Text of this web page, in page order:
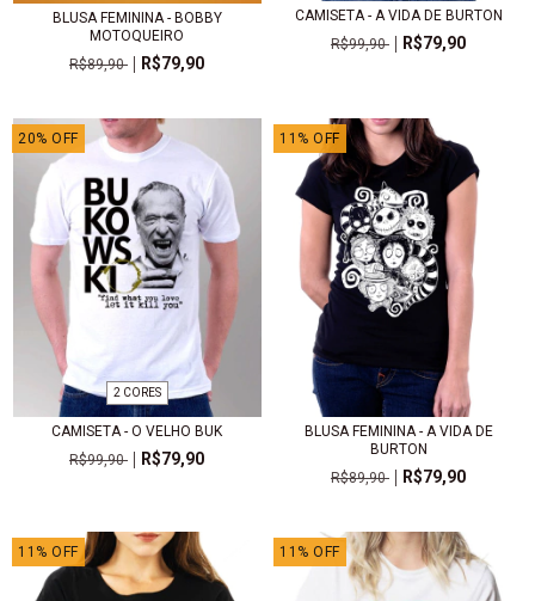
BLUSA FEMININA - BOBBY
MOTOQUEIRO
R$89,90
R$79,90
CAMISETA - A VIDA DE BURTON
R$99,90
R$79,90
20% OFF
2 CORES
CAMISETA - O VELHO BUK
R$99,90
R$79,90
11 % OFF
BLUSA FEMININA - A VIDA DE
BURTON
R$89,90
R$79,90
11 % OFF 11 % OFF